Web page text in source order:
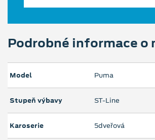
Podrobné informace o
Model Puma
Stupeň výbavy ST-Line
Karoserie 5dveřová